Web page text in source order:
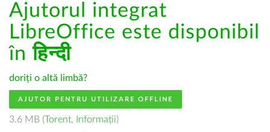
Ajutorul integrat
LibreOffice este disponibil
înहिन्दी
doriți o altă limbă?
AJUTOR PENTRU UTILIZARE OFFLINE
3.6 MB (Torent, Informații)